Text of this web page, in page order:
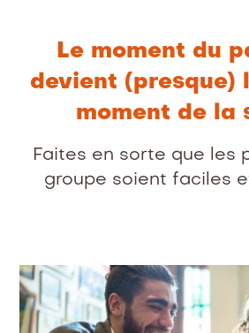
Le moment du
devient (presque)
moment de la
Faites en sorte que les
groupe soient faciles